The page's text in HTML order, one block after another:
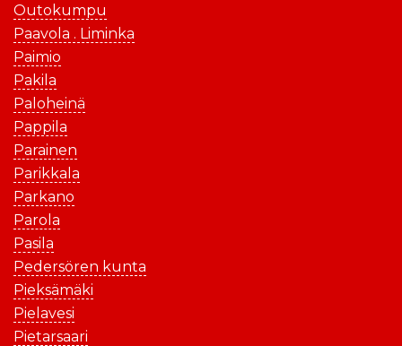
Outokumpu
Paavola . Liminka
Paimio
Pakila
Paloheinä
Pappila
Parainen
Parikkala
Parkano
Parola
Pasila
Pedersören kunta
Pieksämäki
Pielavesi
Pietarsaari